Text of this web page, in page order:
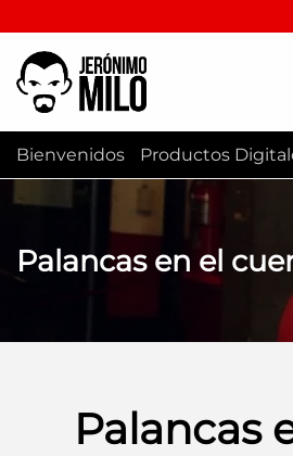
al
contenido
Bienvenidos Productos
Palancas en el
Palancas